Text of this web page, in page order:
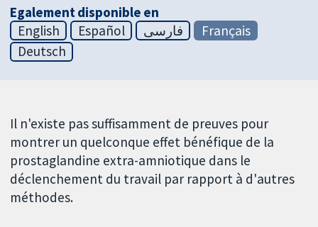
Egalement disponible en
English
Español فارسی
Français
Deutsch
Il n'existe pas suffisamment de preuves pour
montrer un quelconque effet bénéfique de la
prostaglandine extra-amniotique dans le
déclenchement du travail par rapport à d'autres
méthodes.